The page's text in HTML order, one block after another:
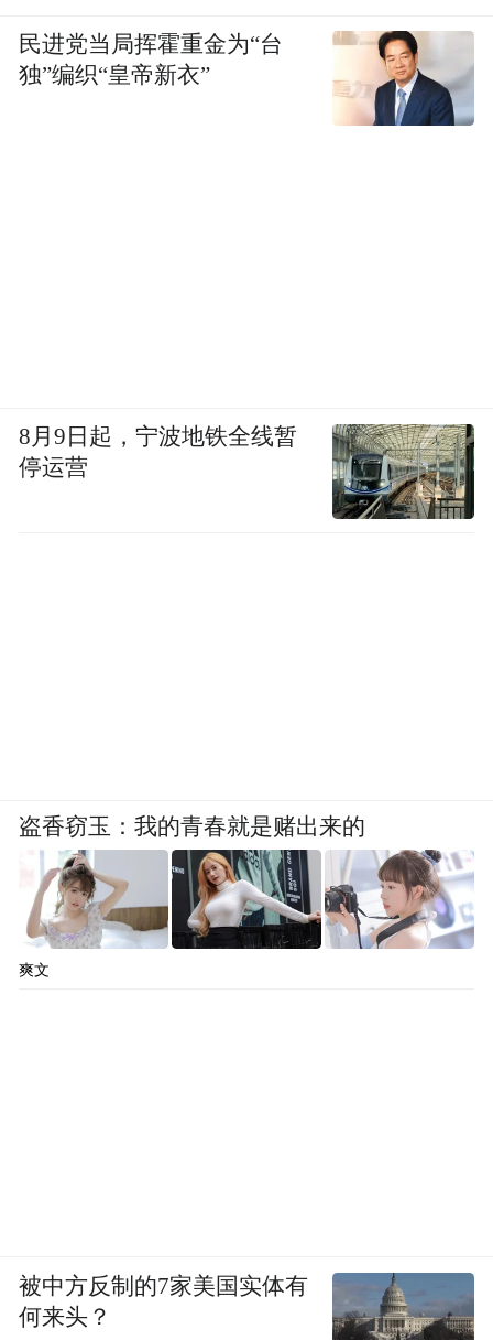
民进党当局挥霍重金为“台
独”编织“皇帝新衣”
8月9日起，宁波地铁全线暂
停运营
盗香窃玉：我的青春就是赌出来的
爽文
被中方反制的7家美国实体有
何来头？